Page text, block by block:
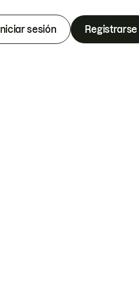
Iniciar sesión Registrarse